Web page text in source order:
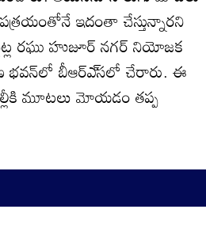
ఇదంతా చేస్తున్నారని
రఘు హుజూర్‌ నగర్‌ నియోజక
భవన్‌లో బీఆర్‌ఎ్‌సలో చేరారు. ఈ
మూటలు మోయడం తప్ప